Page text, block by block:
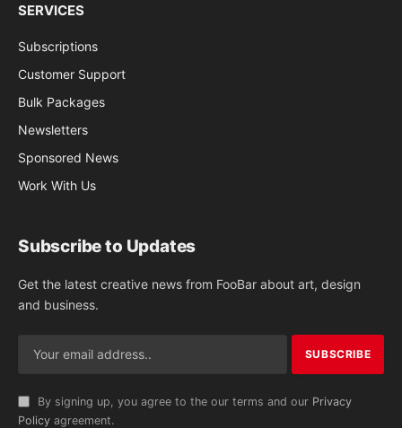
SERVICES
Subscriptions
Customer Support
Bulk Packages
Newsletters
Sponsored News
Work With Us
Subscribe to Updates
Get the latest creative news from FooBar about art, design
and business.
By signing up, you agree to the our terms and our Privacy
Policy agreement.